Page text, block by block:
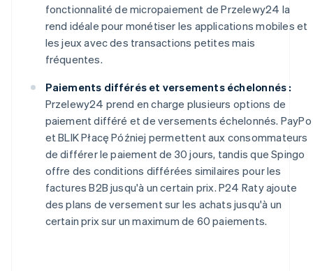
fonctionnalité de micropaiement de Przelewy24 la
rend idéale pour monétiser les applications mobiles et
les jeux avec des transactions petites mais
fréquentes.
Paiements différés et versements échelonnés :
Przelewy24 prend en charge plusieurs options de
paiement différé et de versements échelonnés. PayPo
et BLIK Płacę Później permettent aux consommateurs
de différer le paiement de 30 jours, tandis que Spingo
offre des conditions différées similaires pour les
factures B2B jusqu'à un certain prix. P24 Raty ajoute
des plans de versement sur les achats jusqu'à un
certain prix sur un maximum de 60 paiements.